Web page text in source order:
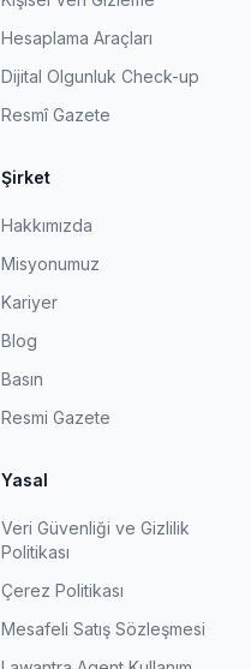
Hesaplama Araçları
Dijital Olgunluk Check-up
Resmî Gazete
Şirket
Hakkımızda
Misyonumuz
Kariyer
Blog
Basın
Resmi Gazete
Yasal
Veri Güvenliği ve Gizlilik
Politikası
Çerez Politikası
Mesafeli Satış Sözleşmesi